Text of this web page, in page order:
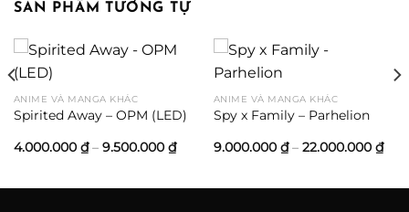
SẢN PHẨM TƯƠNG TỰ
ANIME VÀ MANGA KHÁC
Spirited Away – OPM (LED)
4.000.000 ₫ – 9.500.000 ₫Khoảng
giá:
ANIME VÀ MANGA KHÁC
Spy x Family – Parhelion
9.000.000 ₫ – 22.000.000 ₫
giá: